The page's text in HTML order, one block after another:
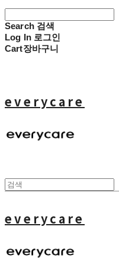
Search 검색
Log In 로그인
Cart장바구니
everycare
everycare